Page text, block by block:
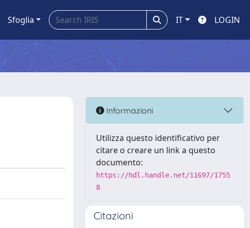
Sfoglia IT LOGIN
Informazioni
Utilizza questo identificativo per
citare o creare un link a questo
documento:
https://hdl.handle.net/11697/1755
8
Citazioni